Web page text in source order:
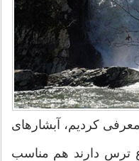
کردیم، آبشارهای
ترس دارند هم مناسب